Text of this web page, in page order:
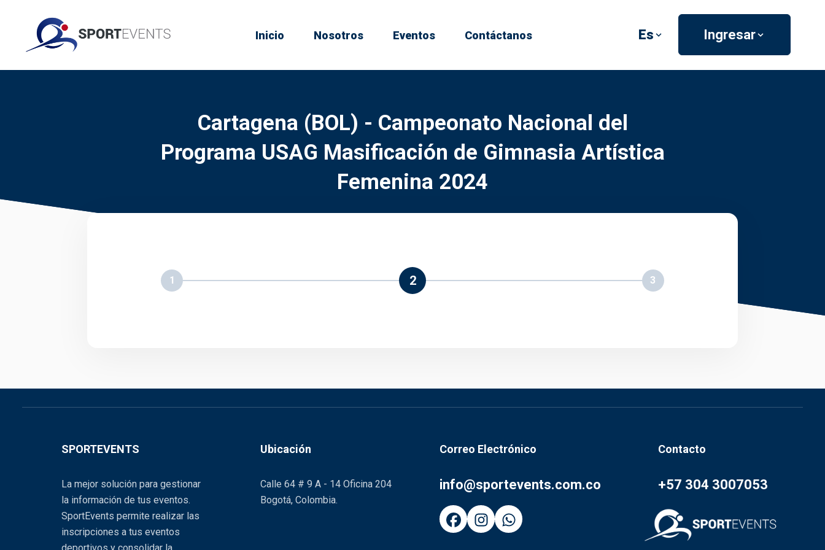
Inicio Nosotros Eventos Contáctanos Es Ingresar
Cartagena (BOL) - Campeonato Nacional del
Programa USAG Masificación de Gimnasia Artística
Femenina 2024
1 2 3
SPORTEVENTS
La mejor solución para gestionar
la información de tus eventos.
SportEvents permite realizar las
inscripciones a tus eventos
Ubicación
Calle 64 # 9 A - 14 Oficina 204
Bogotá, Colombia.
Correo Electrónico
info@sportevents.com.co
Contacto
+57 304 3007053